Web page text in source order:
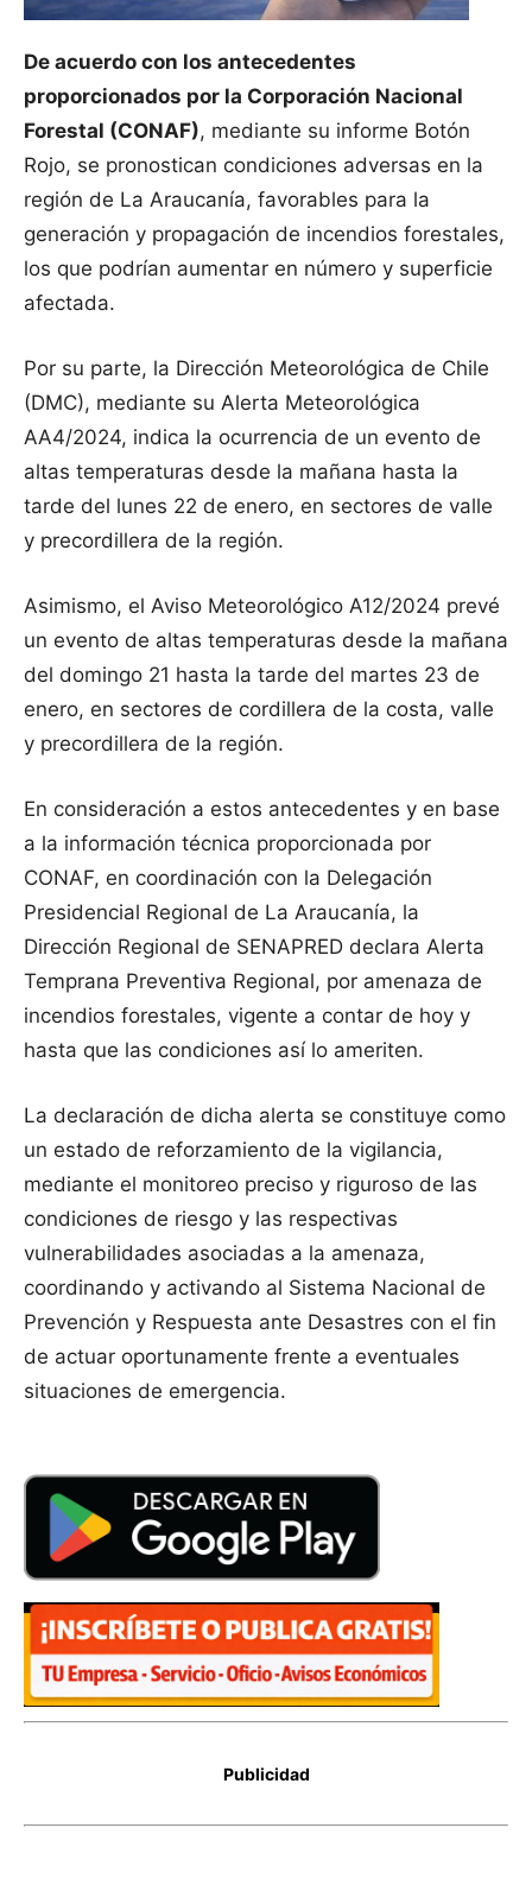
De acuerdo con los antecedentes
proporcionados por la Corporación Nacional
Forestal (CONAF), mediante su informe Botón
Rojo, se pronostican condiciones adversas en la
región de La Araucanía, favorables para la
generación y propagación de incendios forestales,
los que podrían aumentar en número y superficie
afectada.
Por su parte, la Dirección Meteorológica de Chile
(DMC), mediante su Alerta Meteorológica
AA4/2024, indica la ocurrencia de un evento de
altas temperaturas desde la mañana hasta la
tarde del lunes 22 de enero, en sectores de valle
y precordillera de la región.
Asimismo, el Aviso Meteorológico A12/2024 prevé
un evento de altas temperaturas desde la mañana
del domingo 21 hasta la tarde del martes 23 de
enero, en sectores de cordillera de la costa, valle
y precordillera de la región.
En consideración a estos antecedentes y en base
a la información técnica proporcionada por
CONAF, en coordinación con la Delegación
Presidencial Regional de La Araucanía, la
Dirección Regional de SENAPRED declara Alerta
Temprana Preventiva Regional, por amenaza de
incendios forestales, vigente a contar de hoy y
hasta que las condiciones así lo ameriten.
La declaración de dicha alerta se constituye como
un estado de reforzamiento de la vigilancia,
mediante el monitoreo preciso y riguroso de las
condiciones de riesgo y las respectivas
vulnerabilidades asociadas a la amenaza,
coordinando y activando al Sistema Nacional de
Prevención y Respuesta ante Desastres con el fin
de actuar oportunamente frente a eventuales
situaciones de emergencia.
Publicidad